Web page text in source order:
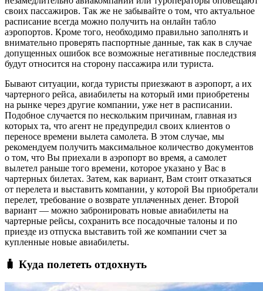
своих пассажиров. Так же не забывайте о том, что актуальное
расписание всегда можно получить на онлайн табло
аэропортов. Кроме того, необходимо правильно заполнять и
внимательно проверять паспортные данные, так как в случае
допущенных ошибок все возможные негативные последствия
будут относится на сторону пассажира или туриста.
Бывают ситуации, когда туристы приезжают в аэропорт, а их
чартерного рейса, авиабилеты на который ими приобретены
на рынке через другие компании, уже нет в расписании.
Подобное случается по нескольким причинам, главная из
которых та, что агент не предупредил своих клиентов о
переносе времени вылета самолета. В этом случае, мы
рекомендуем получить максимальное количество документов
о том, что Вы приехали в аэропорт во время, а самолет
вылетел раньше того времени, которое указано у Вас в
чартерных билетах. Затем, как вариант, Вам стоит отказаться
от перелета и выставить компании, у которой Вы приобретали
перелет, требование о возврате уплаченных денег. Второй
вариант — можно забронировать новые авиабилеты на
чартерные рейсы, сохранить все посадочные талоны и по
приезде из отпуска выставить той же компании счет за
купленные новые авиабилеты.
🧳 Куда полететь отдохнуть